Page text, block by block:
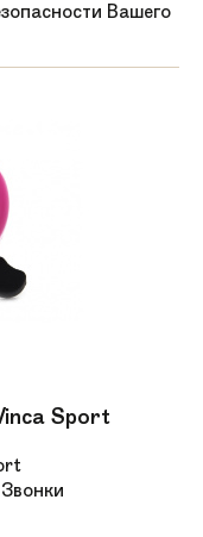
Вашего
Sport
Звонки